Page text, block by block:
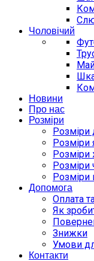
Чоловічий
Новини
Про нас
Розміри
Розміри
Розміри
Розміри
Розміри
Розміри
Допомога
Оплата
Як
Знижки
Умови
Контакти